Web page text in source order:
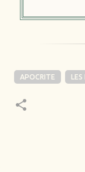
APOCRITE